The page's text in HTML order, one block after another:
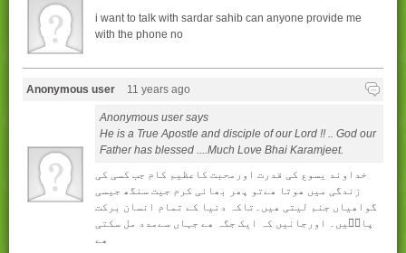
i want to talk with sardar sahib can anyone provide me
with the phone no
Anonymous user 11 years ago
Anonymous user says
He is a True Apostle and disciple of our Lord !! .. God our
Father has blessed ....Much Love Bhai Karamjeet.
خداوند يسوع کی قدرت اورمحبت کاعظيم کام جب کسی کی
زندگی ميں ھوتا ھےتو پھر بھائی کرم جيت سنگھ جيسی
گواھياں جنم ليتی ھيں۔تاکہ دنيا کے تمام انسان برکت
پايۢيں۔ اورجانيں کہ ايک جگہ ھے جہاں سےمدد مل سکتی
ھے